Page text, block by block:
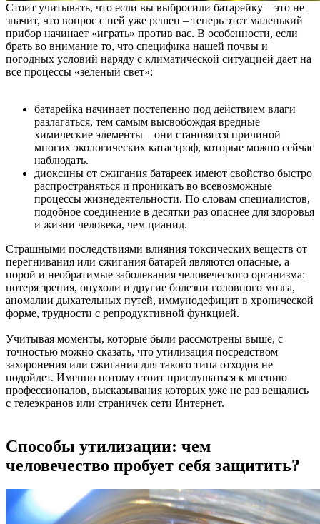
Стоит учитывать, что если вы выбросили батарейку – это не
значит, что вопрос с ней уже решен – теперь этот маленький
прибор начинает «играть» против вас. В особенности, если
брать во внимание то, что специфика нашей почвы и
погодных условий наряду с климатической ситуацией дает на
все процессы «зеленый свет»:
батарейка начинает постепенно под действием влаги
разлагаться, тем самым высвобождая вредные
химические элементы – они становятся причиной
многих экологических катастроф, которые можно сейчас
наблюдать.
диоксины от сжигания батареек имеют свойство быстро
распространяться и проникать во всевозможные
процессы жизнедеятельности. По словам специалистов,
подобное соединение в десятки раз опаснее для здоровья
и жизни человека, чем цианид.
Страшными последствиями влияния токсических веществ от
перегнивания или сжигания батарей являются опасные, а
порой и необратимые заболевания человеческого организма:
потеря зрения, опухоли и другие болезни головного мозга,
аномалии дыхательных путей, иммунодефицит в хронической
форме, трудности с репродуктивной функцией.
Учитывая моменты, которые были рассмотрены выше, с
точностью можно сказать, что утилизация посредством
захоронения или сжигания для такого типа отходов не
подойдет. Именно потому стоит прислушаться к мнению
профессионалов, высказывания которых уже не раз вещались
с телеэкранов или страничек сети Интернет.
Способы утилизации: чем
человечество пробует себя защитить?